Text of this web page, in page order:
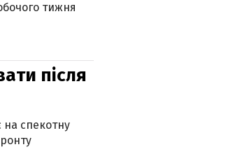
тижня
після
на спекотну